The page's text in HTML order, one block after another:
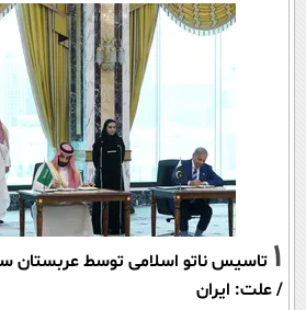
1 تاسیس ناتو اسلامی توسط عربستان
/ علت: ایران